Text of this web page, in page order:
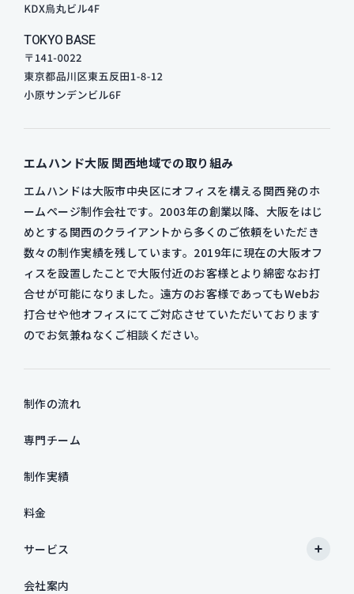
TOKYO BASE
エムハンド大阪関西地域での取り組み
エムハンドは大阪市中央区にオフィスを構える関西発のホ
ームページ制作会社です。2003年の創業以降、大阪をはじ
めとする関西のクライアントから多くのご依頼をいただき
数々の制作実績を残しています。2019年に現在の大阪オフ
ィスを設置したことで大阪付近のお客様とより綿密なお打
合せが可能になりました。遠方のお客様であってもWebお
打合せや他オフィスにてご対応させていただいております
のでお気兼ねなくご相談ください。
制作の流れ
専門チーム
制作実績
料金
サービス
会社案内